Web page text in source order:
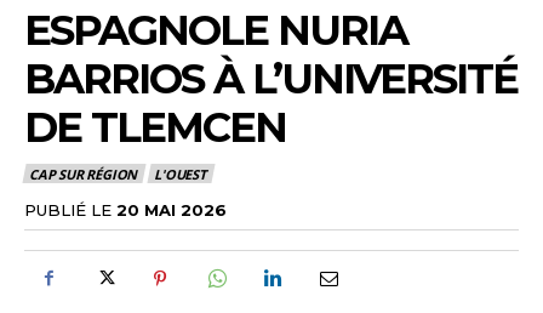
ESPAGNOLE NURIA
BARRIOS À L’UNIVERSITÉ
DE TLEMCEN
CAP SUR RÉGION L'OUEST
PUBLIÉ LE 20 MAI 2026